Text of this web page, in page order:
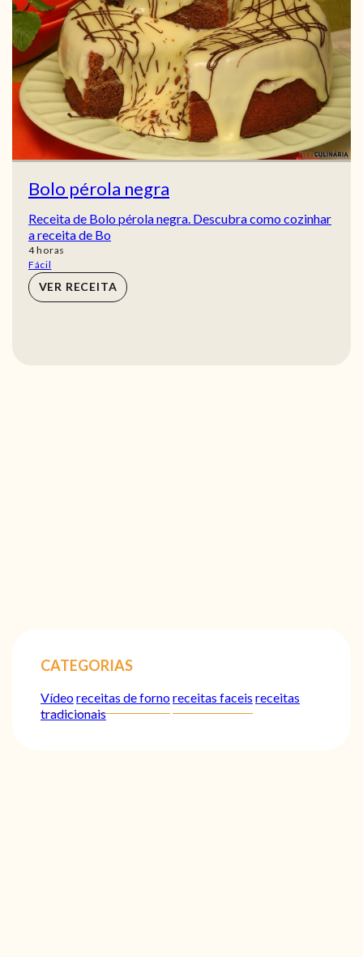
Bolo pérola negra
Receita de Bolo pérola negra. Descubra como cozinhar
a receita de Bo
4horas
horas
Fácil
VER RECEITA
CATEGORIAS
Vídeoreceitas de fornoreceitas faceis receitas
tradicionais